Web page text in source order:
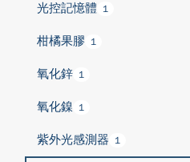
光控記憶體 1
柑橘果膠 1
氧化鋅 1
氧化鎳 1
紫外光感測器 1